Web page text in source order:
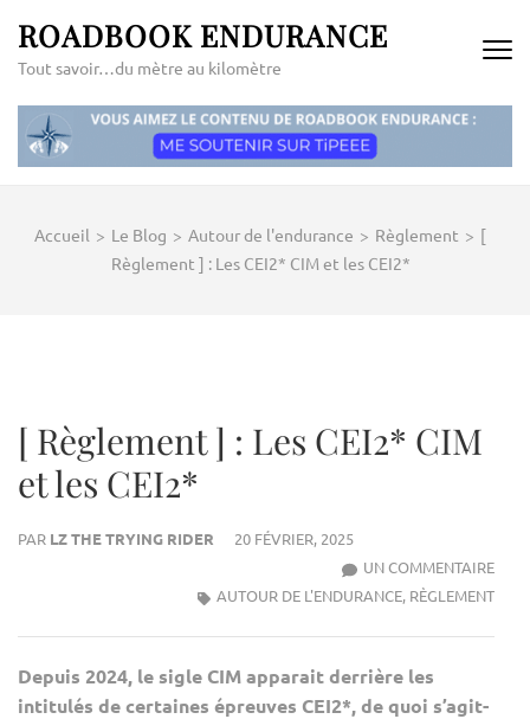
contenu
Entrée)
ROADBOOK ENDURANCE
Tout savoir…du mètre au kilomètre
Accueil > Le Blog > Autour de l'endurance > Règlement > [
Règlement ] : Les CEI2* CIM et les CEI2*
[ Règlement ] : Les CEI2* CIM
et les CEI2*
PAR LZ THE TRYING RIDER
20 FÉVRIER, 2025
UN COMMENTAIRESUR
[
AUTOUR DE L'ENDURANCE, RÈGLEMENT
Depuis 2024, le sigle CIM apparait derrière les
intitulés de certaines épreuves CEI2*, de quoi s’agit-